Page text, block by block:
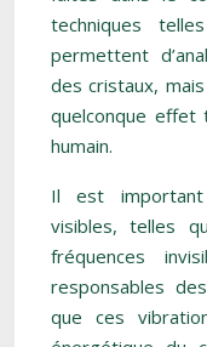
techniques
permettent
des cristaux,
quelconque effet
humain.
Il est
visibles, telles
fréquences
responsables
que ces